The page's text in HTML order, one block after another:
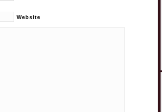
Website